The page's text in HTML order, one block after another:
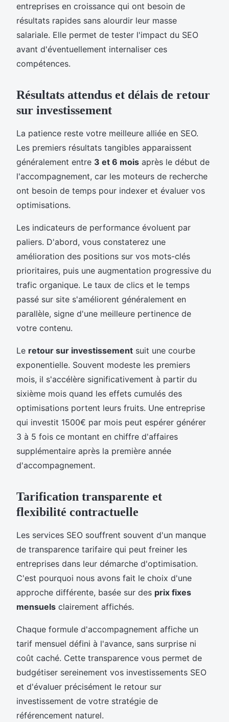
entreprises en croissance qui ont besoin de
résultats rapides sans alourdir leur masse
salariale. Elle permet de tester l'impact du SEO
avant d'éventuellement internaliser ces
compétences.
Résultats attendus et délais de retour
sur investissement
La patience reste votre meilleure alliée en SEO.
Les premiers résultats tangibles apparaissent
généralement entre 3 et 6 mois après le début de
l'accompagnement, car les moteurs de recherche
ont besoin de temps pour indexer et évaluer vos
optimisations.
Les indicateurs de performance évoluent par
paliers. D'abord, vous constaterez une
amélioration des positions sur vos mots-clés
prioritaires, puis une augmentation progressive du
trafic organique. Le taux de clics et le temps
passé sur site s'améliorent généralement en
parallèle, signe d'une meilleure pertinence de
votre contenu.
Le retour sur investissement suit une courbe
exponentielle. Souvent modeste les premiers
mois, il s'accélère significativement à partir du
sixième mois quand les effets cumulés des
optimisations portent leurs fruits. Une entreprise
qui investit 1500€ par mois peut espérer générer
3 à 5 fois ce montant en chiffre d'affaires
supplémentaire après la première année
d'accompagnement.
Tarification transparente et
flexibilité contractuelle
Les services SEO souffrent souvent d'un manque
de transparence tarifaire qui peut freiner les
entreprises dans leur démarche d'optimisation.
C'est pourquoi nous avons fait le choix d'une
approche différente, basée sur des prix fixes
mensuels clairement affichés.
Chaque formule d'accompagnement affiche un
tarif mensuel défini à l'avance, sans surprise ni
coût caché. Cette transparence vous permet de
budgétiser sereinement vos investissements SEO
et d'évaluer précisément le retour sur
investissement de votre stratégie de
référencement naturel.